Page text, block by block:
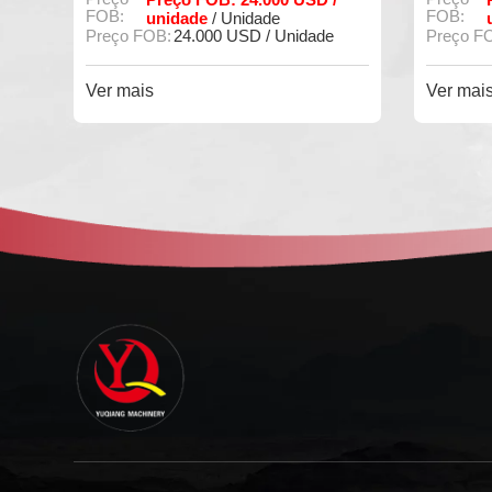
FOB:
unidade/ Unidade
Preço FOB:32.000 USD / Unidade
Ver mais
FOB:
Ver